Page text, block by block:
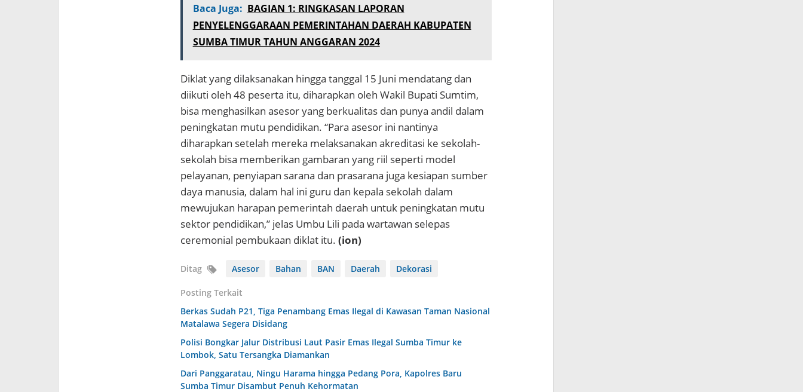
Baca Juga: BAGIAN 1: RINGKASAN LAPORAN
PENYELENGGARAAN PEMERINTAHAN DAERAH KABUPATEN
SUMBA TIMUR TAHUN ANGGARAN 2024
Diklat yang dilaksanakan hingga tanggal 15 Juni mendatang dan
diikuti oleh 48 peserta itu, diharapkan oleh Wakil Bupati Sumtim,
bisa menghasilkan asesor yang berkualitas dan punya andil dalam
peningkatan mutu pendidikan. “Para asesor ini nantinya
diharapkan setelah mereka melaksanakan akreditasi ke sekolah-
sekolah bisa memberikan gambaran yang riil seperti model
pelayanan, penyiapan sarana dan prasarana juga kesiapan sumber
daya manusia, dalam hal ini guru dan kepala sekolah dalam
mewujukan harapan pemerintah daerah untuk peningkatan mutu
sektor pendidikan,” jelas Umbu Lili pada wartawan selepas
ceremonial pembukaan diklat itu. (ion)
Ditag Asesor Bahan BAN Daerah Dekorasi
Posting Terkait
Berkas Sudah P21, Tiga Penambang Emas Ilegal di Kawasan Taman Nasional
Matalawa Segera Disidang
Polisi Bongkar Jalur Distribusi Laut Pasir Emas Ilegal Sumba Timur ke
Lombok, Satu Tersangka Diamankan
Dari Panggaratau, Ningu Harama hingga Pedang Pora, Kapolres Baru
Sumba Timur Disambut Penuh Kehormatan